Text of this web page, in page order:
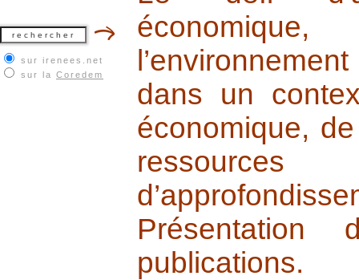
sur irenees.net
sur la Coredem
dans un
économique,
Présentation
publications.